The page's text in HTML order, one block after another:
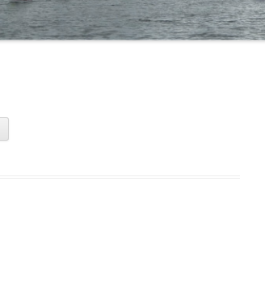
BÜRGERMEISTERPOKAL 2019